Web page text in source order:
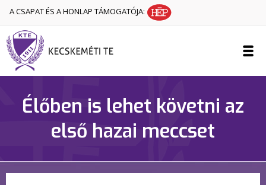
A CSAPAT ÉS A HONLAP TÁMOGATÓJA:
Élőben is lehet követni az
első hazai meccset